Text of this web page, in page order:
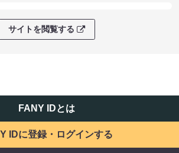
サイトを閲覧する
FANY IDとは
IDに登録・ログインする